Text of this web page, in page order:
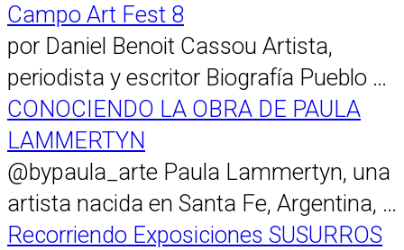
Campo Art Fest 8
por Daniel Benoit Cassou Artista,
periodista y escritor Biografía Pueblo …
CONOCIENDO LA OBRA DE PAULA
LAMMERTYN
@bypaula_arte Paula Lammertyn, una
artista nacida en Santa Fe, Argentina, …
Recorriendo Exposiciones SUSURROS